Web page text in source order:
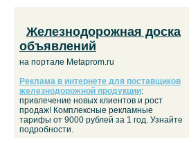
Железнодорожная доска
объявлений
на портале Metaprom.ru
Реклама в интернете для поставщиков
железнодорожной продукции:
привлечение новых клиентов и рост
продаж! Комплексные рекламные
тарифы от 9000 рублей за 1 год. Узнайте
подробности.